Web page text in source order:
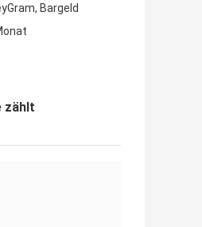
Bargeld
zählt